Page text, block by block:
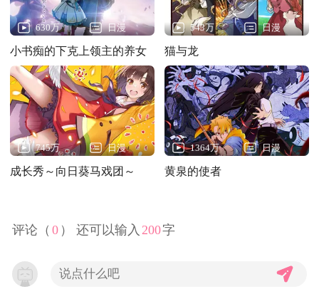
630万 日漫
小书痴的下克上领主的养女
543万 日漫
猫与龙
745万 日漫
成长秀～向日葵马戏团～
1364万 日漫
黄泉的使者
评论（ 0 ） 还可以输入 200字